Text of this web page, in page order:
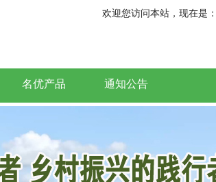
欢迎您访问本站，现在是：
名优产品 通知公告